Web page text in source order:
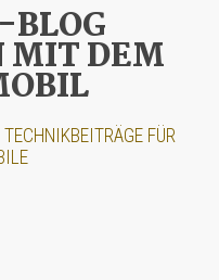
MIT DEM
FÜR